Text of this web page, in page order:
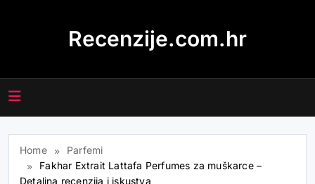
Recenzije.com.hr
Home
Parfemi
Fakhar Extrait Lattafa Perfumes za muškarce –
Detaljna recenzija i iskustva